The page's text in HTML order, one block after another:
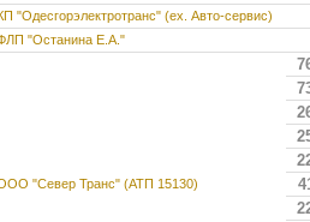
"Одесгорэлектротранс" (ех. Авто-сервис)
"Останина Е.А."
"Север Транс" (АТП 15130)